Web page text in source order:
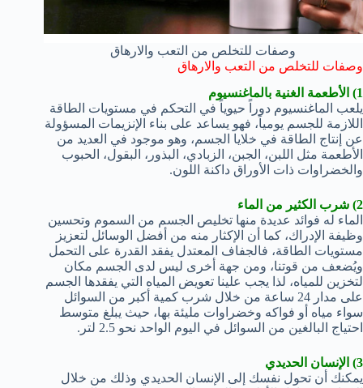
وصفات للتخلص من التعب والارهاق
وصفات للتخلص من التعب والارهاق
1) الأطعمة الغنية بالماغنسيوم
يلعب الماغنسيوم دوراً حيوياً في التحكم في مستويات الطاقة
اللازمة للجسم يومياً، فهو يساعد على بناء الإنزيمات المسؤولة
عن إنتاج الطاقة في خلايا الجسم، وهو موجود في العديد من
الأطعمة مثل اللبن، الجبن، الزبادي، البذور، البقول، الحبوب
والخضراوات ذات الأوراق داكنة اللون.
2) شرب الكثير من الماء
الماء له فوائد عديدة منها تخليص الجسم من السموم وتحسين
وظيفة الإدراك، كما أن الإكثار منه من أفضل الوسائل لتعزيز
مستويات الطاقة، فالجفاف المعتدل يفقد القدرة على التحمل
ويُضعف من قوتنا، ومن جهة أخرى ليس لدى الجسم مكان
لتخزين للمياه، لذا يجب علينا تعويض المياه التي يفقدها الجسم
على مدار 24 ساعة من خلال شرب كمية أكبر من السوائل
سواء مياه أو فواكه وخضراوات مليئة بها، حيث يبلغ متوسط
احتياج البالغين من السوائل في اليوم الواحد نحو 2.5 لتر.
3) الإنسان الحديدي
يمكنك أن تحول نفسك إلى الإنسان الحديدي وذلك من خلال